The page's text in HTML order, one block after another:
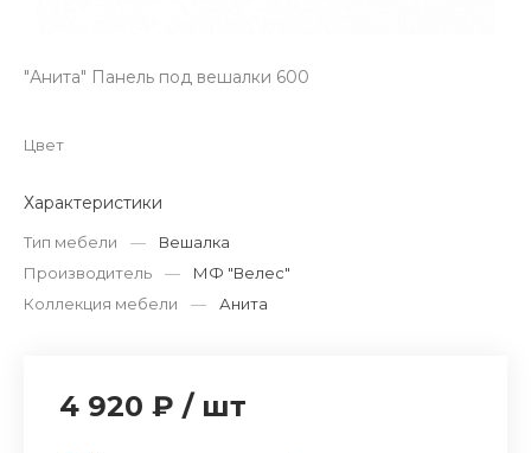
"Анита" Панель под вешалки 600
Цвет
Характеристики
Тип мебели —
Вешалка
Производитель
—
МФ "Велес"
Коллекция мебели
— Анита
4 920 ₽ / шт